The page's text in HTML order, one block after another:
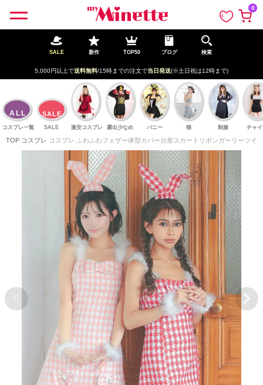
0
SALE 新作 TOP50 ブログ 検索
新規登録で最大2500円OFF!
ALL
コスプレ一覧
SALE
SALE 激安コスプレ 露出少なめ バニー 猫 制服 チャ
TOP コスプレ コスプレ ふわふわフェザー体型カバー台形スカートリボンガーリーツ
ペー
ジト
ップ